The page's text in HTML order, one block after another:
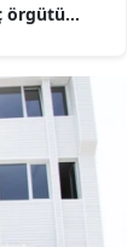
örgütü